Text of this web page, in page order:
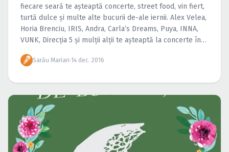
fiecare seară te aşteaptă concerte, street food, vin fiert,
turtă dulce şi multe alte bucurii de-ale iernii. Alex Velea,
Horia Brenciu, IRIS, Andra, Carla’s Dreams, Puya, INNA,
VUNK, Direcţia 5 şi mulţii alţii te aşteaptă la concerte în
Sarău Marian·14 dec. 2016